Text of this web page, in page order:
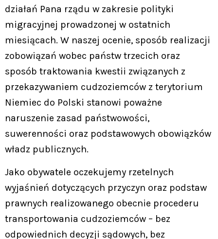
działań Pana rządu w zakresie polityki
migracyjnej prowadzonej w ostatnich
miesiącach. W naszej ocenie, sposób realizacji
zobowiązań wobec państw trzecich oraz
sposób traktowania kwestii związanych z
przekazywaniem cudzoziemców z terytorium
Niemiec do Polski stanowi poważne
naruszenie zasad państwowości,
suwerenności oraz podstawowych obowiązków
władz publicznych.
Jako obywatele oczekujemy rzetelnych
wyjaśnień dotyczących przyczyn oraz podstaw
prawnych realizowanego obecnie procederu
transportowania cudzoziemców – bez
odpowiednich decyzji sądowych, bez